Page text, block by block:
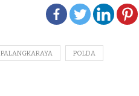
PALANGKARAYA POLDA